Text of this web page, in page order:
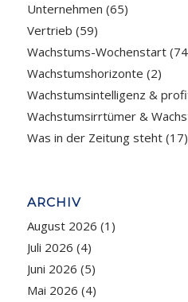
Unternehmen (65)
Vertrieb (59)
Wachstums-Wochenstart
Wachstumshorizonte (2)
Wachstumsintelligenz &
Wachstumsirrtümer &
Was in der Zeitung steht(17)
ARCHIV
August 2026 (1)
Juli 2026 (4)
Juni 2026 (5)
Mai 2026 (4)